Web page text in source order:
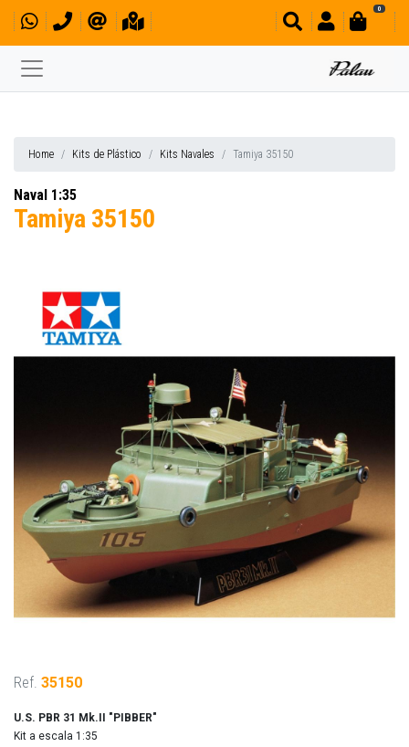
0
Home Kits de Plástico Kits Navales Tamiya 35150
Naval 1:35
Tamiya 35150
Ref. 35150
U.S. PBR 31 Mk.II "PIBBER"
Kit a escala 1:35